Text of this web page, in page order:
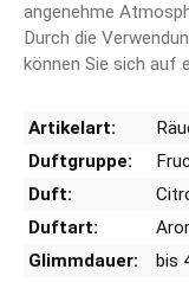
angenehme
Durch die
können Sie sich auf
Artikelart:
Duftgruppe:
Duft:
Duftart:
Glimmdauer:
bis